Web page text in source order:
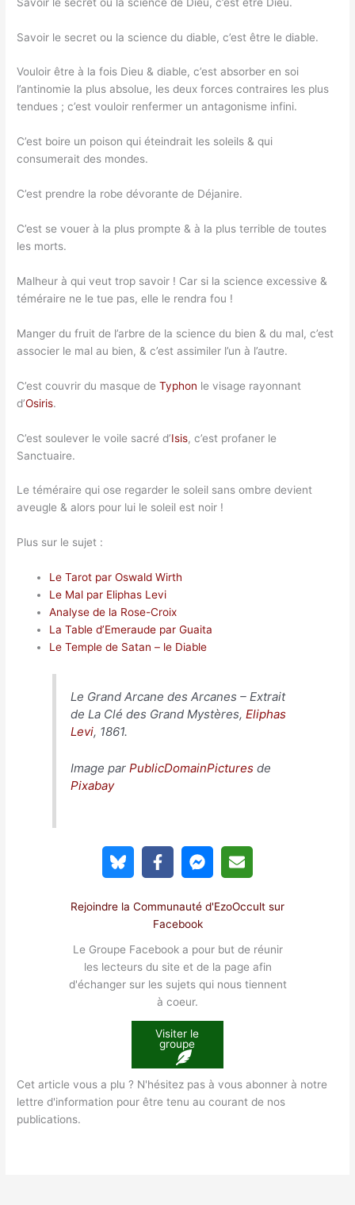
Savoir le secret ou la science du diable, c’est être le diable.
Vouloir être à la fois Dieu & diable, c’est absorber en soi
l’antinomie la plus absolue, les deux forces contraires les plus
tendues ; c’est vouloir renfermer un antagonisme infini.
C’est boire un poison qui éteindrait les soleils & qui
consumerait des mondes.
C’est prendre la robe dévorante de Déjanire.
C’est se vouer à la plus prompte & à la plus terrible de toutes
les morts.
Malheur à qui veut trop savoir ! Car si la science excessive &
téméraire ne le tue pas, elle le rendra fou !
Manger du fruit de l’arbre de la science du bien & du mal, c’est
associer le mal au bien, & c’est assimiler l’un à l’autre.
C’est couvrir du masque deTyphon le visage rayonnant
d’Osiris.
C’est soulever le voile sacré d’Isis, c’est profaner le
Sanctuaire.
Le téméraire qui ose regarder le soleil sans ombre devient
aveugle & alors pour lui le soleil est noir !
Plus sur le sujet :
Le Tarot par Oswald Wirth
Le Mal par Eliphas Levi
Analyse de la Rose-Croix
La Table d’Emeraude par Guaita
Le Temple de Satan – le Diable
Le Grand Arcane des Arcanes – Extrait
de La Clé des Grand Mystères,Eliphas
Levi, 1861.
Image parPublicDomainPictures de
Pixabay
Rejoindre la Communauté d'EzoOccult sur
Facebook
Le Groupe Facebook a pour but de réunir
les lecteurs du site et de la page afin
d'échanger sur les sujets qui nous tiennent
à coeur.
Visiter le
groupe
Cet article vous a plu ? N'hésitez pas à vous abonner à notre
lettre d'information pour être tenu au courant de nos
publications.